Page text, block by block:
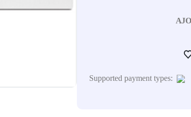
Supported payment types: